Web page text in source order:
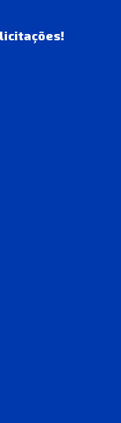
licitações!